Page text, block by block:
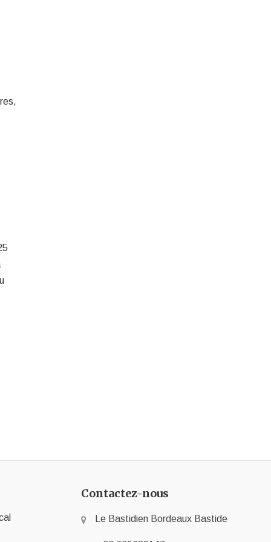
Contactez-nous
Le Bastidien Bordeaux Bastide